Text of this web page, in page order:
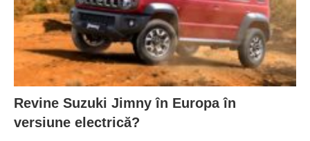
Revine Suzuki Jimny în Europa în
versiune electrică?